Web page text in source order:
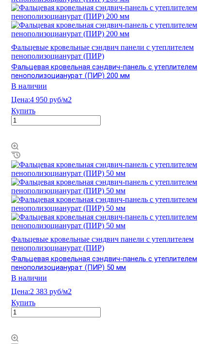
Фальцевые кровельные сэндвич панели с утеплителем
пенополизоцианурат (ПИР)
Фальцевая кровельная сэндвич-панель с утеплителем
пенополизоцианурат (ПИР) 200 мм
В наличии
Цена:4 950 руб/м2
Купить
Фальцевые кровельные сэндвич панели с утеплителем
пенополизоцианурат (ПИР)
Фальцевая кровельная сэндвич-панель с утеплителем
пенополизоцианурат (ПИР) 50 мм
В наличии
Цена:2 383 руб/м2
Купить